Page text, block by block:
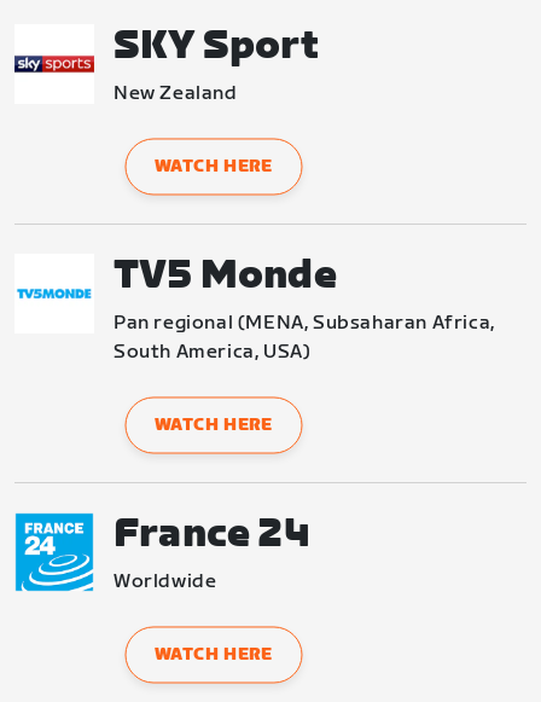
SKY Sport
New Zealand
WATCH HERE
TV5 Monde
Pan regional (MENA, Subsaharan Africa,
South America, USA)
WATCH HERE
France 24
Worldwide
WATCH HERE